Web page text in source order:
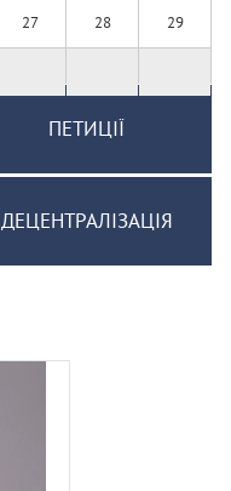
27 28 29
ПЕТИЦІЇ
ДЕЦЕНТРАЛІЗАЦІЯ